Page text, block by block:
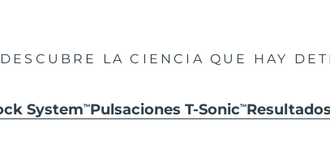
DESCUBRE LA CIENCIA QUE HAY
SystemTMPulsaciones T-SonicTM